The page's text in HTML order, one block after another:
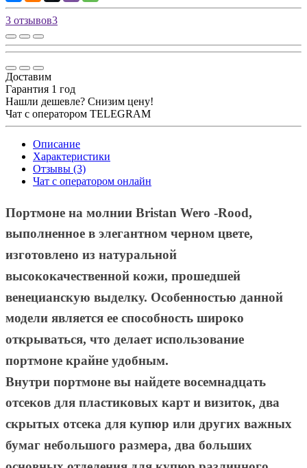
3 отзывов3
Доставим
Гарантия 1 год
Нашли дешевле? Снизим цену!
Чат с оператором TELEGRAM
Описание
Характеристики
Отзывы (3)
Чат с оператором онлайн
Портмоне на молнии Bristan Wero -Rood,
выполненное в элегантном черном цвете,
изготовлено из натуральной
высококачественной кожи, прошедшей
венецианскую выделку. Особенностью данной
модели является ее способность широко
открываться, что делает использование
портмоне крайне удобным.
Внутри портмоне вы найдете восемнадцать
отсеков для пластиковых карт и визиток, два
скрытых отсека для купюр или других важных
бумаг небольшого размера, два больших